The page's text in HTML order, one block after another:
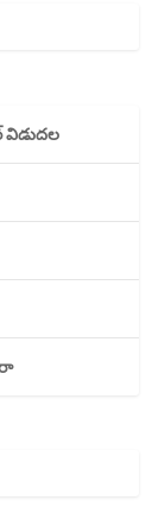
విడుదల